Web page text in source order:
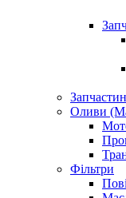
Оливи
Фільтри